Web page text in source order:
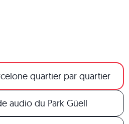
quartier par quartier
audio du Park Güell